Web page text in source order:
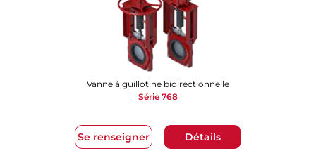
Se renseigner Détails
Vanne à guillotine bidirectionnelle
Série 768